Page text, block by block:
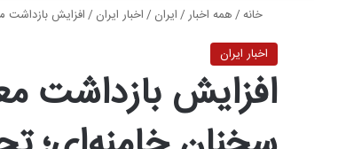
خانه/همه اخبار/ایران /اخبار ایران /افزایش بازداشت
اخبار ایران
افزایش بازداشت